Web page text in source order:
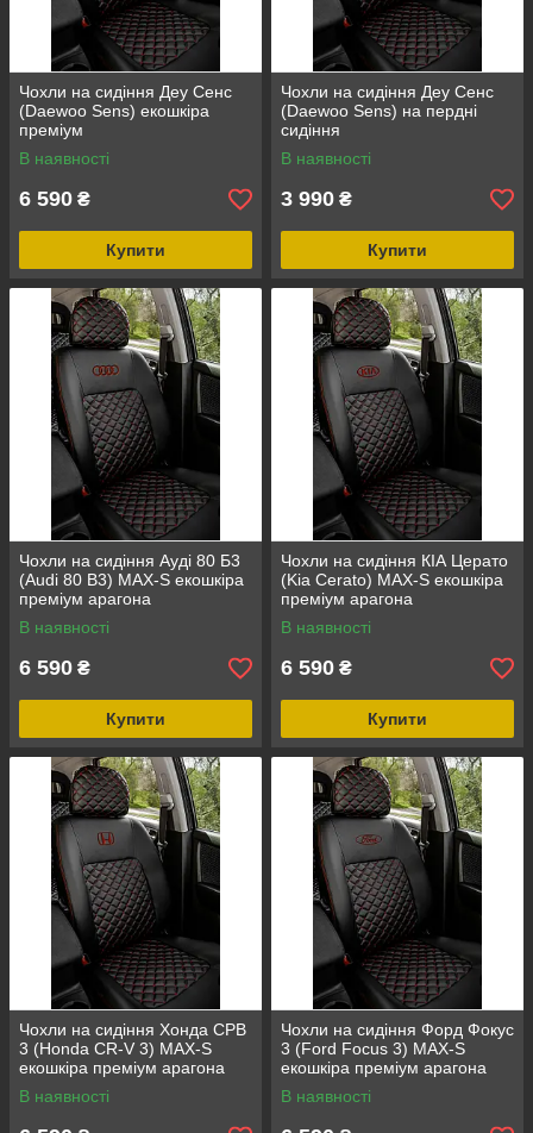
Чохли на сидіння Деу Сенс
(Daewoo Sens) екошкіра
преміум
В наявності
6 590 ₴
Купити
Чохли на сидіння Деу Сенс
(Daewoo Sens) на пердні
сидіння
В наявності
3 990 ₴
Купити
Чохли на сидіння Ауді 80 Б3
(Audi 80 B3) MAX-S екошкіра
преміум арагона
В наявності
6 590 ₴
Купити
Чохли на сидіння КІА Церато
(Kia Cerato) MAX-S екошкіра
преміум арагона
В наявності
6 590 ₴
Купити
Чохли на сидіння Хонда СРВ
3 (Honda CR-V 3) MAX-S
екошкіра преміум арагона
В наявності
Чохли на сидіння Форд Фокус
3 (Ford Focus 3) MAX-S
екошкіра преміум арагона
В наявності